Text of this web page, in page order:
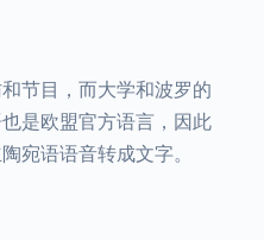
节目，而大学和波罗的
是欧盟官方语言，因此
宛语语音转成文字。